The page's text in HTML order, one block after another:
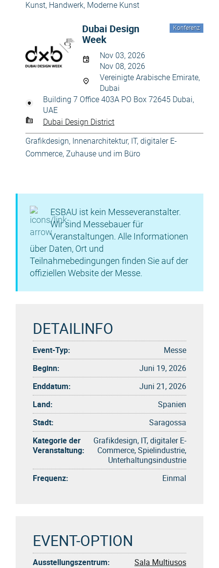
Kunst, Handwerk, Moderne Kunst
Konferenz
Dubai Design
Week
Nov 03, 2026
Nov 08, 2026
Vereinigte Arabische Emirate,
Dubai
Building 7 Office 403A PO Box 72645 Dubai,
UAE
Dubai Design District
Grafikdesign, Innenarchitektur, IT, digitaler E-
Commerce, Zuhause und im Büro
ESBAU ist kein Messeveranstalter.
Wir sind Messebauer für
Veranstaltungen. Alle Informationen
über Daten, Ort und
Teilnahmebedingungen finden Sie auf der
offiziellen Website der Messe.
DETAILINFO
Event-Typ:
Messe
Beginn:
Juni 19, 2026
Enddatum:
Juni 21, 2026
Land:
Spanien
Stadt:
Saragossa
Kategorie der
Veranstaltung:
Grafikdesign, IT, digitaler E-
Commerce, Spielindustrie,
Unterhaltungsindustrie
Frequenz:
Einmal
EVENT-OPTION
Ausstellungszentrum: Sala Multiusos